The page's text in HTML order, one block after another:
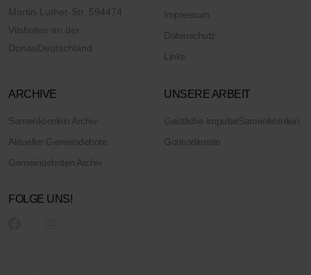
Martin-Luther-Str. 594474
Vilshofen an der
Donau Deutschland
Impressum
Datenschutz
Links
ARCHIVE
Samenkörnlein Archiv
Aktueller Gemeindebote
Gemeindeboten Archiv
UNSERE ARBEIT
Geistliche ImpulseSamenkörnlein
Gottesdienste
FOLGE UNS!